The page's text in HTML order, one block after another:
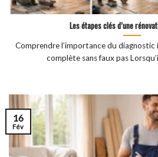
Les étapes clés d’une
Comprendre l’importance du
complète sans faux pas
16
Fév